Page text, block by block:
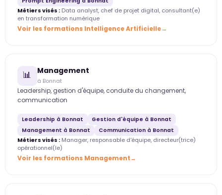
Métiers visés : Data analyst, chef de projet digital, consultant(e)
en transformation numérique
Voir les formations Intelligence Artificielle
📊 Management
à Bonnat
Leadership, gestion d'équipe, conduite du changement,
communication
Leadership à Bonnat
Gestion d'équipe à Bonnat
Management à Bonnat
Communication à Bonnat
Métiers visés : Manager, responsable d'équipe, directeur(trice)
opérationnel(le)
Voir les formations Management